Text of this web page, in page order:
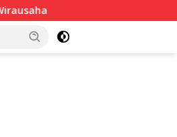
Puluhan Tenant Ramaikan